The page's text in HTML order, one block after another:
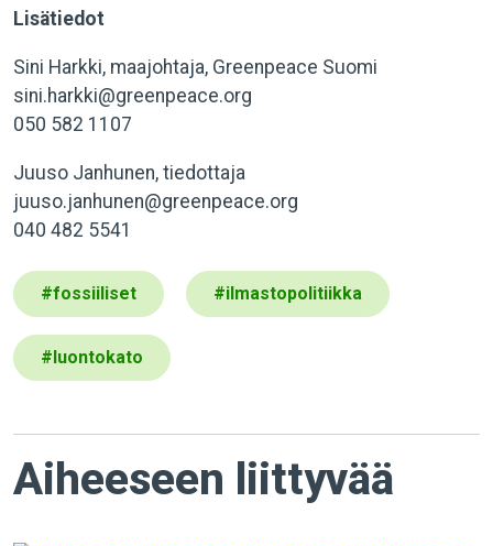
Lisätiedot
Sini Harkki, maajohtaja, Greenpeace Suomi
sini.harkki@greenpeace.org
050 582 1107
Juuso Janhunen, tiedottaja
juuso.janhunen@greenpeace.org
040 482 5541
#fossiiliset #ilmastopolitiikka
#luontokato
Aiheeseen liittyvää